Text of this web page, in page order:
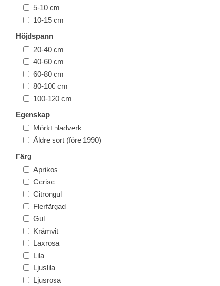
5-10 cm
10-15 cm
Höjdspann
20-40 cm
40-60 cm
60-80 cm
80-100 cm
100-120 cm
Egenskap
Mörkt bladverk
Äldre sort (före 1990)
Färg
Aprikos
Cerise
Citrongul
Flerfärgad
Gul
Krämvit
Laxrosa
Lila
Ljuslila
Ljusrosa